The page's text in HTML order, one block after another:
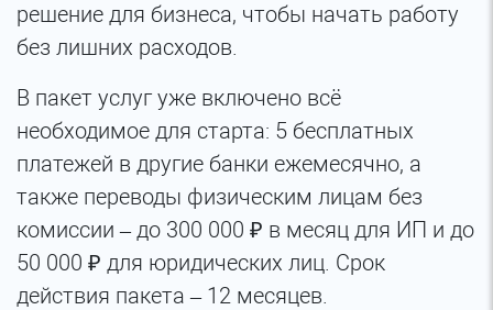
решение для бизнеса, чтобы начать работу
без лишних расходов.
В пакет услуг уже включено всё
необходимое для старта: 5 бесплатных
платежей в другие банки ежемесячно, а
также переводы физическим лицам без
комиссии – до 300 000 ₽ в месяц для ИП и до
50 000 ₽ для юридических лиц. Срок
действия пакета – 12 месяцев.